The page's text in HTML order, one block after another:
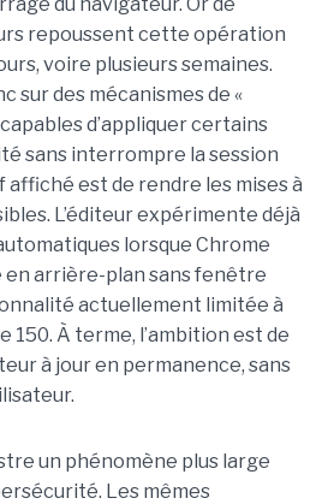
repoussent cette opération
voire plusieurs semaines.
sur des mécanismes de «
d’appliquer certains
sans interrompre la session
affiché est de rendre les mises à
L’éditeur expérimente déjà
lorsque Chrome
en arrière-plan sans fenêtre
actuellement limitée à
150. À terme, l’ambition est de
à jour en permanence, sans
un phénomène plus large
Les mêmes